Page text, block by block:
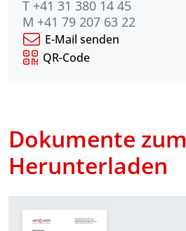
T +41 31 380 14 45
M +41 79 207 63 22
E-Mail senden
QR-Code
Dokumente zum
Herunterladen